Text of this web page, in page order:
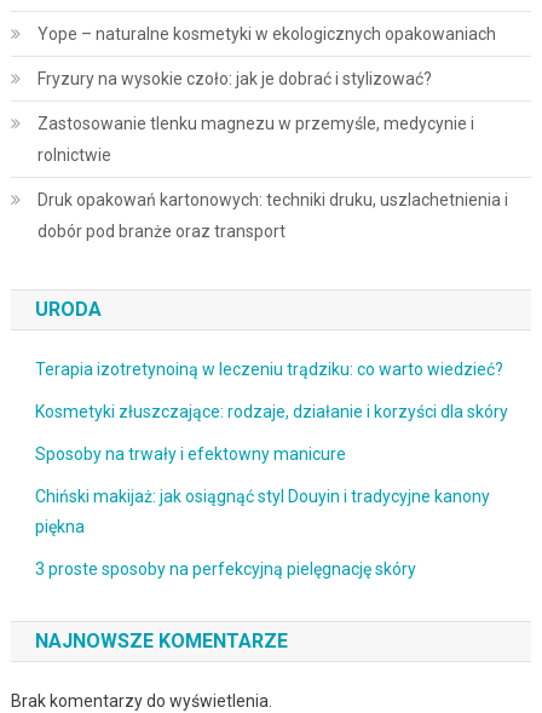
Yope – naturalne kosmetyki w ekologicznych opakowaniach
Fryzury na wysokie czoło: jak je dobrać i stylizować?
Zastosowanie tlenku magnezu w przemyśle, medycynie i
rolnictwie
Druk opakowań kartonowych: techniki druku, uszlachetnienia i
dobór pod branże oraz transport
URODA
Terapia izotretynoiną w leczeniu trądziku: co warto wiedzieć?
Kosmetyki złuszczające: rodzaje, działanie i korzyści dla skóry
Sposoby na trwały i efektowny manicure
Chiński makijaż: jak osiągnąć styl Douyin i tradycyjne kanony
piękna
3 proste sposoby na perfekcyjną pielęgnację skóry
NAJNOWSZE KOMENTARZE
Brak komentarzy do wyświetlenia.